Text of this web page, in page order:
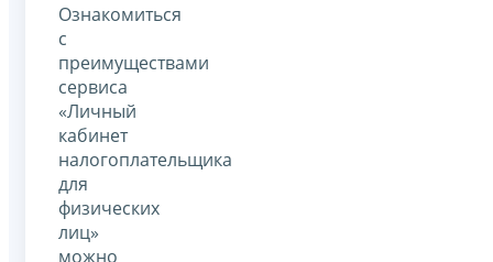
Ознакомиться
с
преимуществами
сервиса
«Личный
кабинет
налогоплательщика
для
физических
лиц»
можно